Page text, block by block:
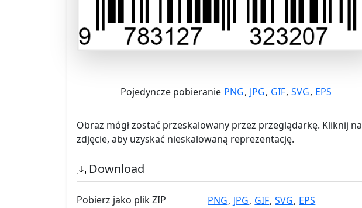
Pojedyncze pobieranie PNG, JPG, GIF, SVG, EPS
Obraz mógł zostać przeskalowany przez przeglądarkę. Kliknij na
zdjęcie, aby uzyskać nieskalowaną reprezentację.
Download
Pobierz jako plik ZIP PNG, JPG, GIF, SVG, EPS